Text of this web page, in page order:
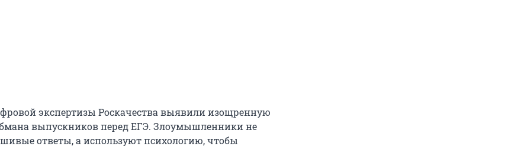
экспертизы Роскачества выявили изощренную
выпускников перед ЕГЭ. Злоумышленники не
ответы, а используют психологию, чтобы